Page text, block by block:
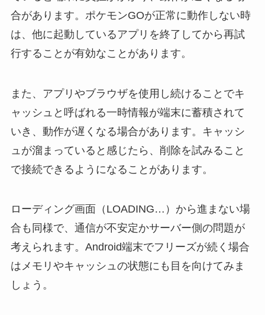
合があります。ポケモンGOが正常に動作しない時
は、他に起動しているアプリを終了してから再試
行することが有効なことがあります。
また、アプリやブラウザを使用し続けることでキ
ャッシュと呼ばれる一時情報が端末に蓄積されて
いき、動作が遅くなる場合があります。キャッシ
ュが溜まっていると感じたら、削除を試みること
で接続できるようになることがあります。
ローディング画面（LOADING…）から進まない場
合も同様で、通信が不安定かサーバー側の問題が
考えられます。Android端末でフリーズが続く場合
はメモリやキャッシュの状態にも目を向けてみま
しょう。